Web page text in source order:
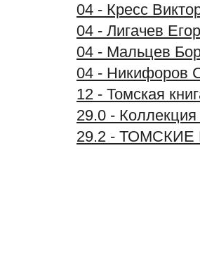
04 - Кресс
04 - Лигачев
04 - Мальцев
04 - Никифоров
12 - Томская
29.0 -
29.2 -